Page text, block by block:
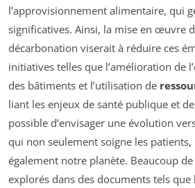
l’approvisionnement alimentaire, qui
significatives. Ainsi, la mise en œuvre
décarbonation viserait à réduire ces
initiatives telles que l’amélioration de
des bâtiments et l’utilisation de
liant les enjeux de santé publique et
possible d’envisager une évolution
qui non seulement soigne les patients,
également notre planète. Beaucoup
explorés dans des documents tels que